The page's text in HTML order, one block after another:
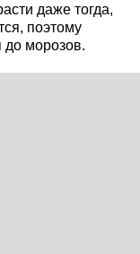
даже тогда,
поэтому
до морозов.